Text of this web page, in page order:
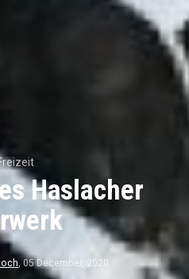
Haslacher
,05 December, 2020